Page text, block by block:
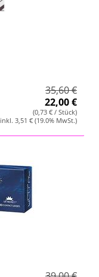
35,60 €
22,00 €
(0,73 € / Stück)
inkl. 3,51 € (19.0% MwSt.)